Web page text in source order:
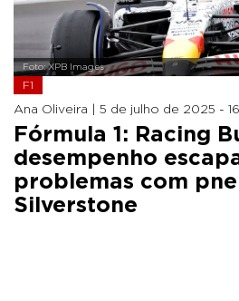
Foto: XPB Images
F1
Ana Oliveira | 5 de julho de 2025 -
Fórmula 1: Racing
desempenho
problemas com
Silverstone